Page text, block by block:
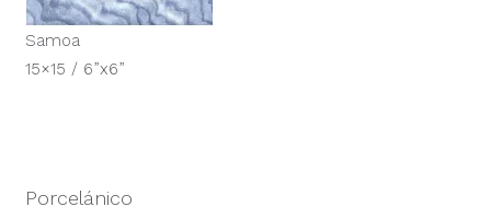
Samoa
15×15 / 6”x6”
Porcelánico